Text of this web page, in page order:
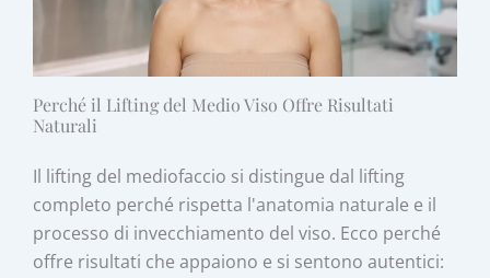
Perché il Lifting del Medio Viso Offre Risultati
Naturali
Il lifting del mediofaccio si distingue dal lifting
completo perché rispetta l'anatomia naturale e il
processo di invecchiamento del viso. Ecco perché
offre risultati che appaiono e si sentono autentici: